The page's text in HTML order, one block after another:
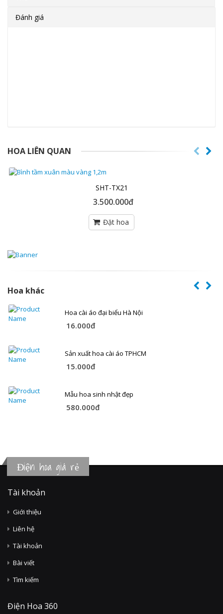
Đánh giá
HOA LIÊN QUAN
SHT-TX21
3.500.000đ
Hoa khác
Hoa cài áo đại biểu Hà Nội
16.000đ
Sản xuất hoa cài áo TPHCM
15.000đ
Mẫu hoa sinh nhật đẹp
580.000đ
Điện hoa giá rẻ
Tài khoản
Giới thiệu
Liên hệ
Tài khoản
Bài viết
Tìm kiếm
Điện Hoa 360